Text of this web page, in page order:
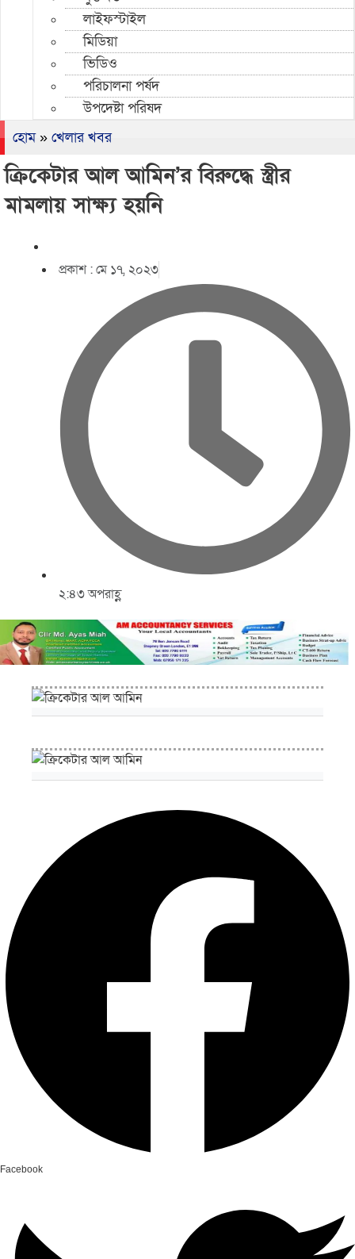
লাইফস্টাইল
মিডিয়া
ভিডিও
পরিচালনা পর্ষদ
উপদেষ্টা পরিষদ
হোম» খেলার খবর
ক্রিকেটার আল আমিন’র বিরুদ্ধে স্ত্রীর
মামলায় সাক্ষ্য হয়নি
প্রকাশ :মে ১৭, ২০২৩
২:৪৩ অপরাহ্ণ
Facebook